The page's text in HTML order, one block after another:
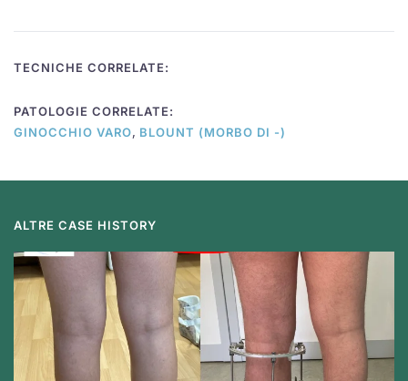
TECNICHE CORRELATE:
PATOLOGIE CORRELATE:
GINOCCHIO VARO, BLOUNT (MORBO DI -)
ALTRE CASE HISTORY